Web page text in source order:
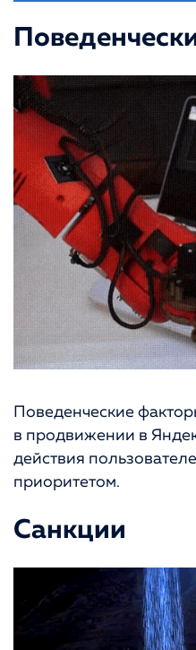
Поведенческие
в продвижении в
действия
приоритетом.
Санкции